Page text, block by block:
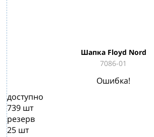
Шапка Floyd Nord
7086-01
Ошибка!
доступно
739 шт
резерв
25 шт